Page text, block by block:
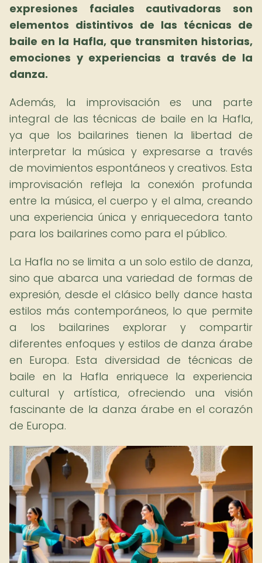
expresiones faciales cautivadoras son
elementos distintivos de las técnicas de
baile en la Hafla, que transmiten historias,
emociones y experiencias a través de la
danza.
Además, la improvisación es una parte
integral de las técnicas de baile en la Hafla,
ya que los bailarines tienen la libertad de
interpretar la música y expresarse a través
de movimientos espontáneos y creativos. Esta
improvisación refleja la conexión profunda
entre la música, el cuerpo y el alma, creando
una experiencia única y enriquecedora tanto
para los bailarines como para el público.
La Hafla no se limita a un solo estilo de danza,
sino que abarca una variedad de formas de
expresión, desde el clásico belly dance hasta
estilos más contemporáneos, lo que permite
a los bailarines explorar y compartir
diferentes enfoques y estilos de danza árabe
en Europa. Esta diversidad de técnicas de
baile en la Hafla enriquece la experiencia
cultural y artística, ofreciendo una visión
fascinante de la danza árabe en el corazón
de Europa.